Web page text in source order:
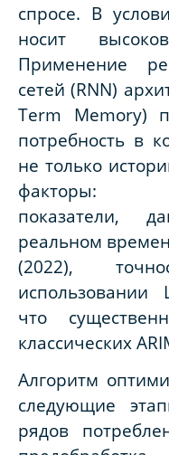
спросе. В
носит
Применение
сетей (RNN)
Term Memory)
потребность в
не только
факторы:
показатели,
реальном
(2022),
использовании
что
классических
Алгоритм
следующие
рядов